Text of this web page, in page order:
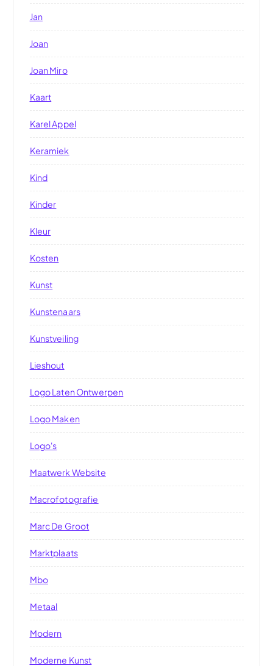
Jan
Joan
Joan Miro
Kaart
Karel Appel
Keramiek
Kind
Kinder
Kleur
Kosten
Kunst
Kunstenaars
Kunstveiling
Lieshout
Logo Laten Ontwerpen
Logo Maken
Logo's
Maatwerk Website
Macrofotografie
Marc De Groot
Marktplaats
Mbo
Metaal
Modern
Moderne Kunst